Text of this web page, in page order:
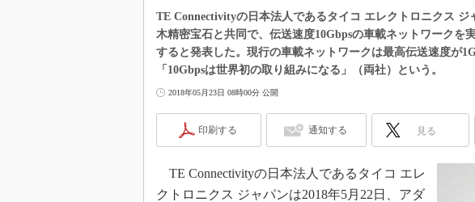
日本も
TE Connectivityの日本法人であるタイコ エレクトロニクス ジ
木精密宝石と共同で、伝送速度10Gbpsの車載ネットワークを
すると発表した。現行の車載ネットワークは最高伝送速度が
「10Gbpsは世界初の取り組みになる」（両社）という。
2018年05月23日 08時00分 公開
印刷する 通知する 見る
TE Connectivityの日本法人であるタイコ エレ
クトロニクス ジャパンは2018年5月22日、アダ